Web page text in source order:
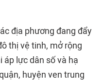
địa phương đang đẩy
thị vệ tinh, mở rộng
áp lực dân số và hạ
huyện ven trung